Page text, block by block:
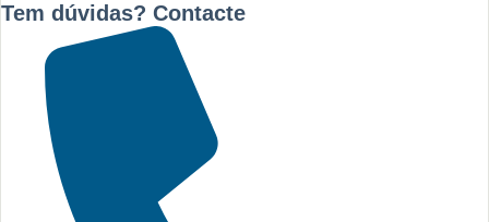
Tem dúvidas? Contacte